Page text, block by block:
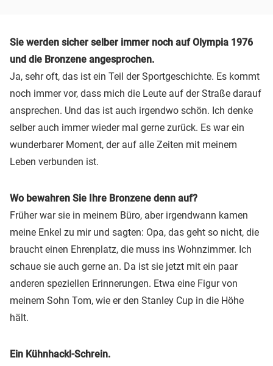
Sie werden sicher selber immer noch auf Olympia 1976
und die Bronzene angesprochen.
Ja, sehr oft, das ist ein Teil der Sportgeschichte. Es kommt
noch immer vor, dass mich die Leute auf der Straße darauf
ansprechen. Und das ist auch irgendwo schön. Ich denke
selber auch immer wieder mal gerne zurück. Es war ein
wunderbarer Moment, der auf alle Zeiten mit meinem
Leben verbunden ist.
Wo bewahren Sie Ihre Bronzene denn auf?
Früher war sie in meinem Büro, aber irgendwann kamen
meine Enkel zu mir und sagten: Opa, das geht so nicht, die
braucht einen Ehrenplatz, die muss ins Wohnzimmer. Ich
schaue sie auch gerne an. Da ist sie jetzt mit ein paar
anderen speziellen Erinnerungen. Etwa eine Figur von
meinem Sohn Tom, wie er den Stanley Cup in die Höhe
hält.
Ein Kühnhackl-Schrein.